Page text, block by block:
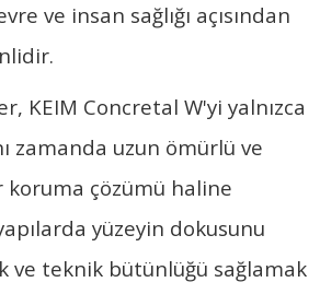
ve insan sağlığı açısından
KEIM Concretal W'yi yalnızca
zamanda uzun ömürlü ve
çözümü haline
yüzeyin dokusunu
ve teknik bütünlüğü sağlamak